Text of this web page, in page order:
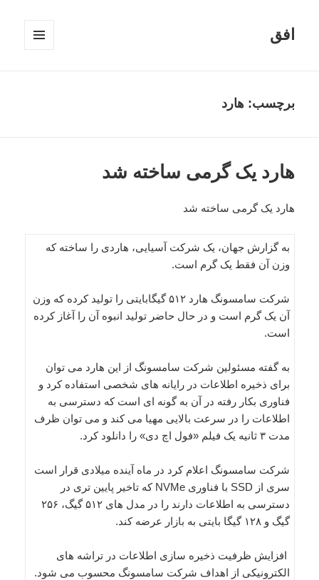
افق
برچسب: هارد
هارد یک گرمی ساخته شد
هارد یک گرمی ساخته شد
به گزارش جهان، یک شرکت آسیایی، هاردی را ساخته که
وزن آن فقط یک گرم است.
شرکت سامسونگ هارد ۵۱۲ گیگابایتی را تولید کرده که وزن
آن یک گرم است و در حال حاضر تولید انبوه آن را آغاز کرده
است.
به گفته مسئولین شرکت سامسونگ از این هارد می توان
برای ذخیره اطلاعات در رایانه های شخصی استفاده کرد و
فناوری بکار رفته در آن به گونه ای است که دسترسی به
اطلاعات را در سرعت بالایی مهیا می کند و می توان ظرف
مدت ۳ ثانیه یک فیلم «فول اچ دی» را دانلود کرد.
شرکت سامسونگ اعلام کرد در ماه آینده میلادی قرار است
سری از SSD با فناوری NVMe که تاخیر پایین تری در
دسترسی به اطلاعات دارند را در مدل های ۵۱۲ گیگ، ۲۵۶
گیگ و ۱۲۸ گیگا بایتی به بازار عرضه کند.
افزایش ظرفیت ذخیره سازی اطلاعات در تراشه های
الکترونیکی از اهداف شرکت سامسونگ محسوب می شود.